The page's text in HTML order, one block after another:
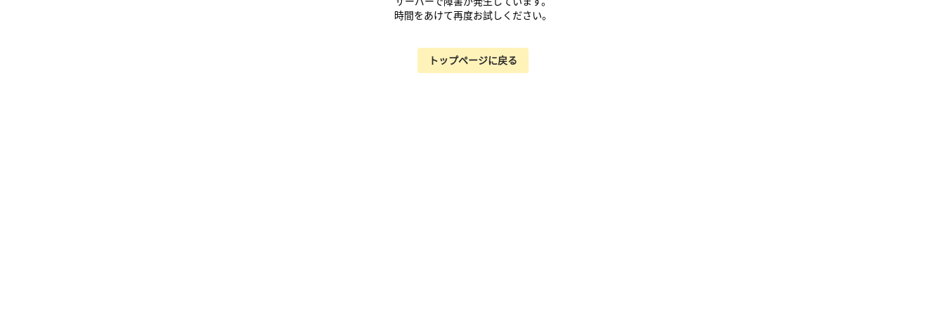
時間をあけて再度お試しください。
トップページに戻る